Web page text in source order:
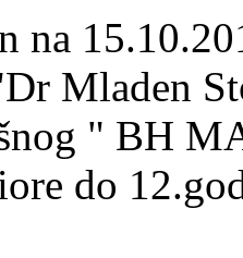
na
Mladen
" BH
do